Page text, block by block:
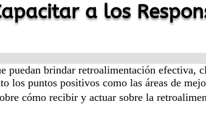
a los
puedan brindar retroalimentación efectiva,
los puntos positivos como las áreas de
cómo recibir y actuar sobre la